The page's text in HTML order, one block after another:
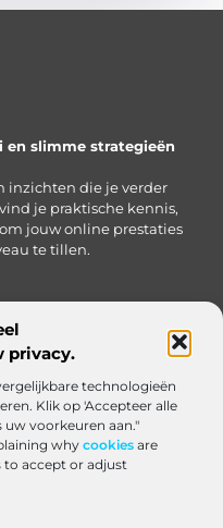
privacy.
technologieën
Klik op 'Accepteer alle
uw voorkeuren aan."
why cookies are
accept or adjust
slimme strategieën
inzichten die je verder
je praktische kennis,
jouw online prestaties
te tillen.